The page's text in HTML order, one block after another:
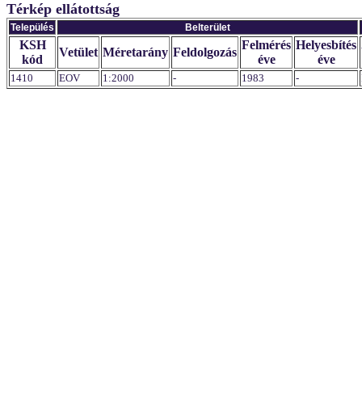
Térkép ellátottság
Település Belterület
KSH
kód
Vetület Méretarány Feldolgozás
Felmérés
éve
Helyesbítés
éve
1410 EOV 1:2000 - 1983 -